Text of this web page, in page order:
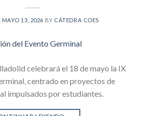
MAYO 13, 2026 BY CÁTEDRA COES
celebrará el 18 de mayo la IX
centrado en proyectos de
impulsados por estudiantes.